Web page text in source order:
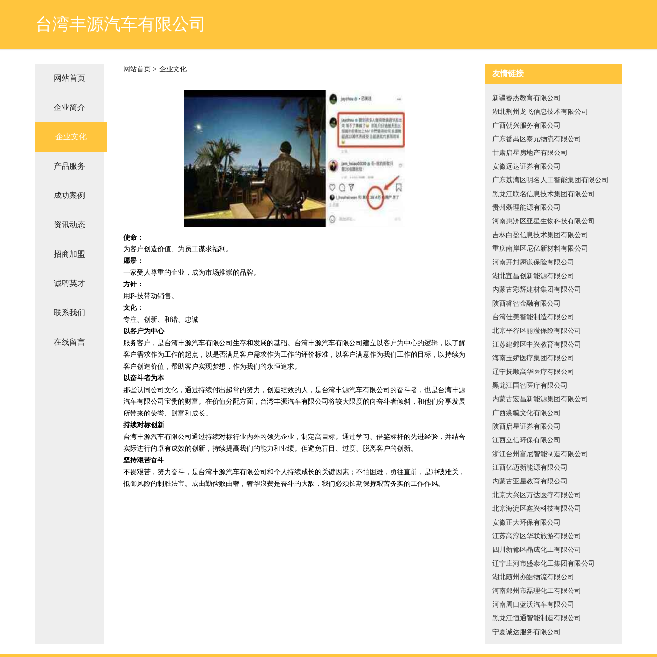
台湾丰源汽车有限公司
网站首页
企业简介
企业文化
产品服务
成功案例
资讯动态
招商加盟
诚聘英才
联系我们
在线留言
网站首页 > 企业文化
使命：
为客户创造价值、为员工谋求福利。
愿景：
一家受人尊重的企业，成为市场推崇的品牌。
方针：
用科技带动销售。
文化：
专注、创新、和谐、忠诚
以客户为中心
服务客户，是台湾丰源汽车有限公司生存和发展的基础。台湾丰源汽车有限公司建立以客户为中心的逻辑，以了解
客户需求作为工作的起点，以是否满足客户需求作为工作的评价标准，以客户满意作为我们工作的目标，以持续为
客户创造价值，帮助客户实现梦想，作为我们的永恒追求。
以奋斗者为本
那些认同公司文化，通过持续付出超常的努力，创造绩效的人，是台湾丰源汽车有限公司的奋斗者，也是台湾丰源
汽车有限公司宝贵的财富。在价值分配方面，台湾丰源汽车有限公司将较大限度的向奋斗者倾斜，和他们分享发展
所带来的荣誉、财富和成长。
持续对标创新
台湾丰源汽车有限公司通过持续对标行业内外的领先企业，制定高目标。通过学习、借鉴标杆的先进经验，并结合
实际进行的卓有成效的创新，持续提高我们的能力和业绩。但避免盲目、过度、脱离客户的创新。
坚持艰苦奋斗
不畏艰苦，努力奋斗，是台湾丰源汽车有限公司和个人持续成长的关键因素；不怕困难，勇往直前，是冲破难关，
抵御风险的制胜法宝。成由勤俭败由奢，奢华浪费是奋斗的大敌，我们必须长期保持艰苦务实的工作作风。
友情链接
新疆睿杰教育有限公司
湖北荆州龙飞信息技术有限公司
广西朝兴服务有限公司
广东番禺区泰元物流有限公司
甘肃启星房地产有限公司
安徽远达证券有限公司
广东荔湾区明名人工智能集团有限公司
黑龙江联名信息技术集团有限公司
贵州磊理能源有限公司
河南惠济区亚星生物科技有限公司
吉林白盈信息技术集团有限公司
重庆南岸区尼亿新材料有限公司
河南开封恩谦保险有限公司
湖北宜昌创新能源有限公司
内蒙古彩辉建材集团有限公司
陕西睿智金融有限公司
台湾佳美智能制造有限公司
北京平谷区丽滢保险有限公司
江苏建邺区中兴教育有限公司
海南玉娇医疗集团有限公司
辽宁抚顺高华医疗有限公司
黑龙江国智医疗有限公司
内蒙古宏昌新能源集团有限公司
广西裳毓文化有限公司
陕西启星证券有限公司
江西立信环保有限公司
浙江台州富尼智能制造有限公司
江西亿迈新能源有限公司
内蒙古亚星教育有限公司
北京大兴区万达医疗有限公司
北京海淀区鑫兴科技有限公司
安徽正大环保有限公司
江苏高淳区华联旅游有限公司
四川新都区晶成化工有限公司
辽宁庄河市盛泰化工集团有限公司
湖北随州亦皓物流有限公司
河南郑州市磊理化工有限公司
河南周口蓝沃汽车有限公司
黑龙江恒通智能制造有限公司
宁夏诚达服务有限公司